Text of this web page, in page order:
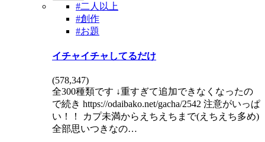
#二人以上
#創作
#お題
イチャイチャしてるだけ
(578,347)
全300種類です ↓重すぎて追加できなくなったの
で続き https://odaibako.net/gacha/2542 注意がいっぱ
い！！ カプ未満からえちえちまで(えちえち多め)
全部思いつきなの…